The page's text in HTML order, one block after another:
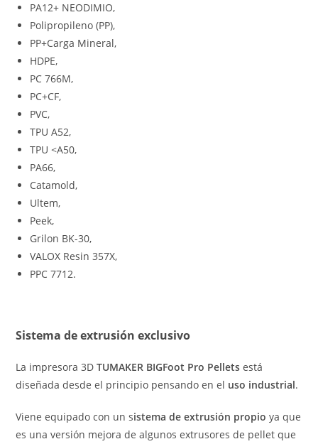
PA12+ NEODIMIO,
Polipropileno (PP),
PP+Carga Mineral,
HDPE,
PC 766M,
PC+CF,
PVC,
TPU A52,
TPU <A50,
PA66,
Catamold,
Ultem,
Peek,
Grilon BK-30,
VALOX Resin 357X,
PPC 7712.
Sistema de extrusión exclusivo
La impresora 3DTUMAKER BIGFoot Pro Pellets está
diseñada desde el principio pensando en el uso industrial.
Viene equipado con un sistema de extrusión propio ya que
es una versión mejora de algunos extrusores de pellet que